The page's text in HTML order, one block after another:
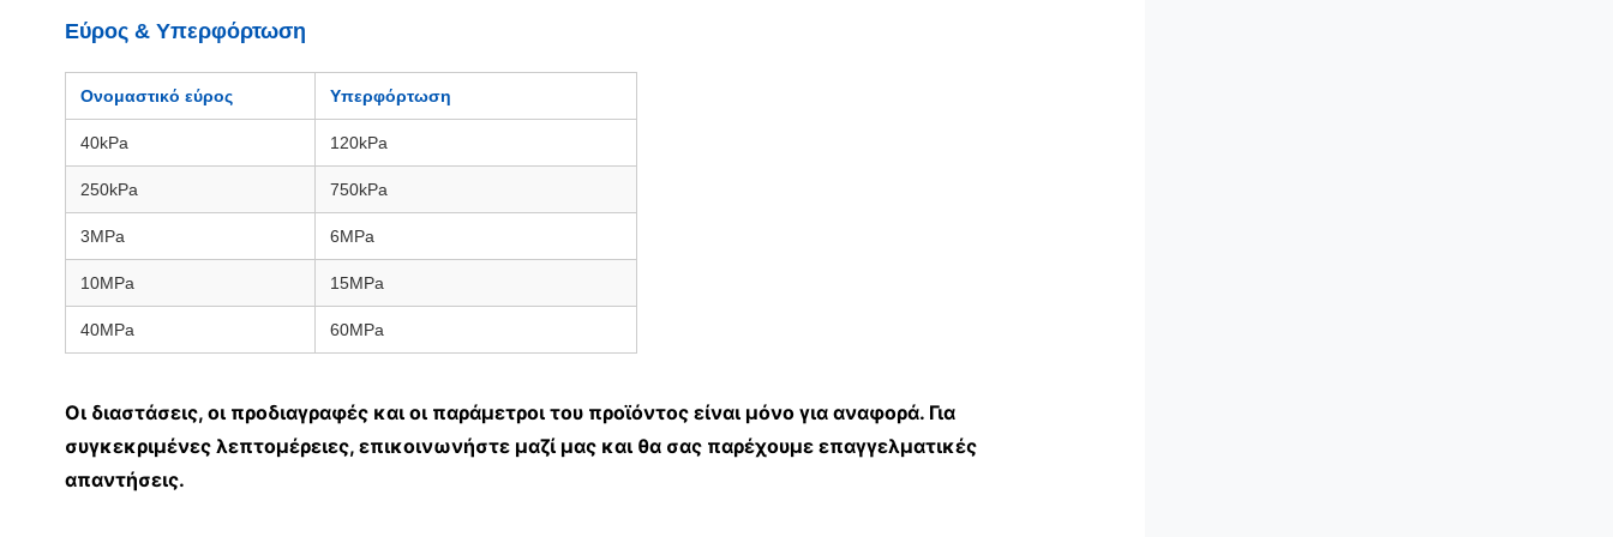
Εύρος & Υπερφόρτωση
Ονομαστικό εύρος Υπερφόρτωση
40kPa 120kPa
250kPa 750kPa
3MPa 6MPa
10MPa 15MPa
40MPa 60MPa
Οι διαστάσεις, οι προδιαγραφές και οι παράμετροι του προϊόντος είναι μόνο για αναφορά. Για
συγκεκριμένες λεπτομέρειες, επικοινωνήστε μαζί μας και θα σας παρέχουμε επαγγελματικές
απαντήσεις.